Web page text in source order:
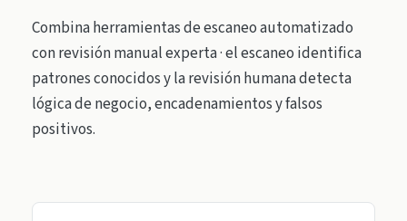
Combina herramientas de escaneo automatizado
con revisión manual experta · el escaneo identifica
patrones conocidos y la revisión humana detecta
lógica de negocio, encadenamientos y falsos
positivos.